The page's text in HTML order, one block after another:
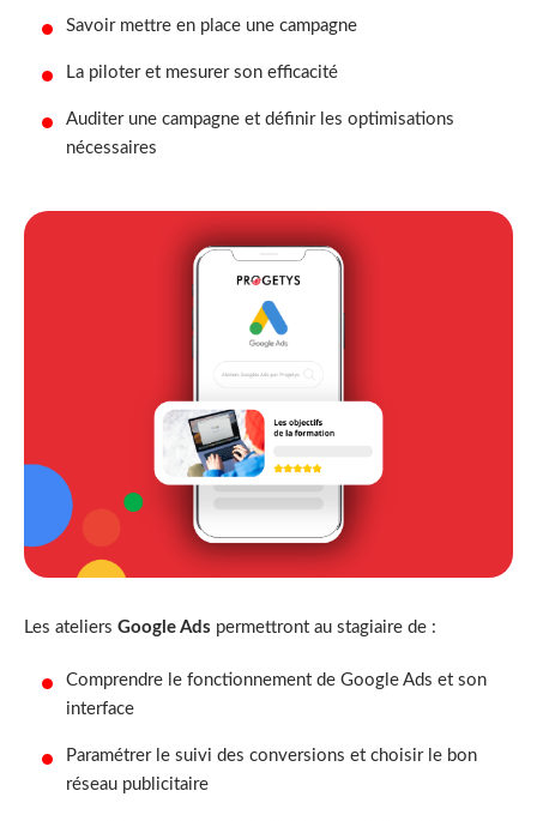
Savoir mettre en place une campagne
La piloter et mesurer son efficacité
Auditer une campagne et définir les optimisations
nécessaires
Les ateliers Google Ads permettront au stagiaire de :
Comprendre le fonctionnement de Google Ads et son
interface
Paramétrer le suivi des conversions et choisir le bon
réseau publicitaire